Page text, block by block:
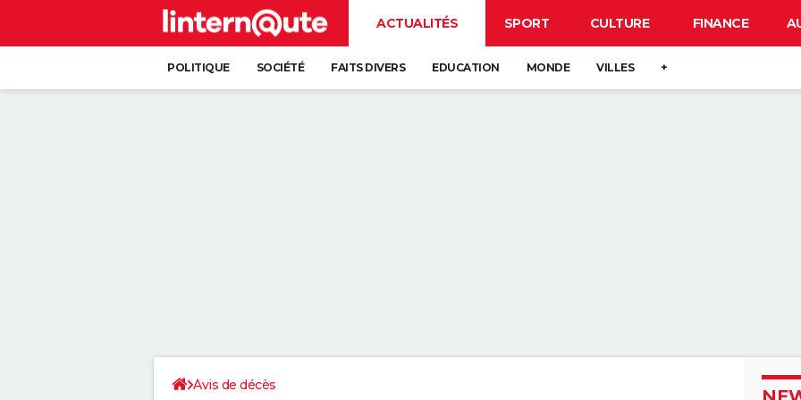
ACTUALITÉS SPORT CULTURE FINANCE
POLITIQUE SOCIÉTÉ FAITS DIVERS EDUCATION MONDE VILLES +
Avis de décès